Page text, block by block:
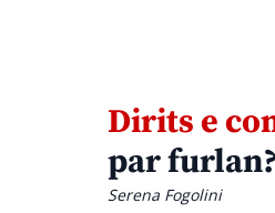
Dirits e
par
Serena Fogolini